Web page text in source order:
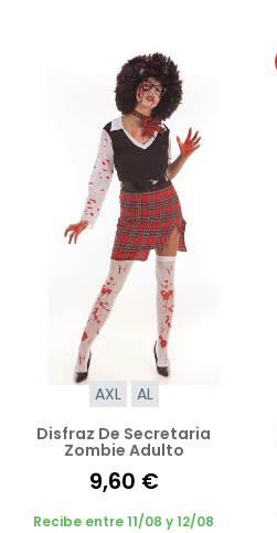
AXL
AL
Disfraz De Secretaria
Zombie Adulto
9,60 €
Recibe entre 11/08 y 12/08